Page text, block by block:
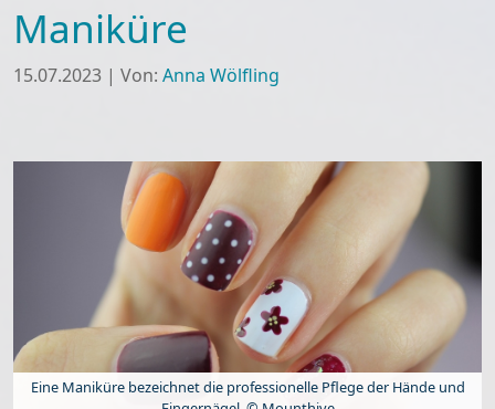
Maniküre
15.07.2023 | Von: Anna Wölfling
Eine Maniküre bezeichnet die professionelle Pflege der Hände und